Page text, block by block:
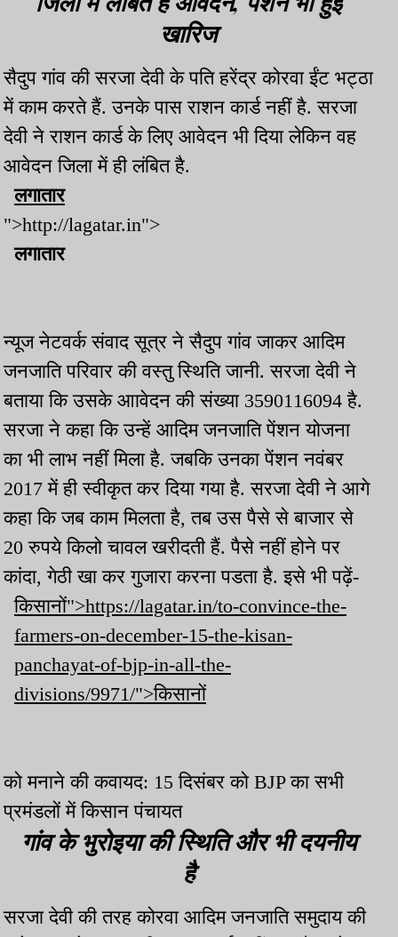
खारिज
सैदुप गांव की सरजा देवी के पति हरेंद्र कोरवा ईंट भट्ठा
में काम करते हैं. उनके पास राशन कार्ड नहीं है. सरजा
देवी ने राशन कार्ड के लिए आवेदन भी दिया लेकिन वह
आवेदन जिला में ही लंबित है.
लगातार
">http://lagatar.in">
लगातार
न्यूज नेटवर्क संवाद सूत्र ने सैदुप गांव जाकर आदिम
जनजाति परिवार की वस्तु स्थिति जानी. सरजा देवी ने
बताया कि उसके आावेदन की संख्या 3590116094 है.
सरजा ने कहा कि उन्हें आदिम जनजाति पेंशन योजना
का भी लाभ नहीं मिला है. जबकि उनका पेंशन नवंबर
2017 में ही स्वीकृत कर दिया गया है. सरजा देवी ने आगे
कहा कि जब काम मिलता है, तब उस पैसे से बाजार से
20 रुपये किलो चावल खरीदती हैं. पैसे नहीं होने पर
कांदा, गेठी खा कर गुजारा करना पडता है. इसे भी पढ़ें-
किसानों">https://lagatar.in/to-convince-the-
farmers-on-december-15-the-kisan-
panchayat-of-bjp-in-all-the-
divisions/9971/">किसानों
को मनाने की कवायद: 15 दिसंबर को BJP का सभी
प्रमंडलों में किसान पंचायत
गांव के भुरोइया की स्थिति और भी दयनीय
है
सरजा देवी की तरह कोरवा आदिम जनजाति समुदाय की